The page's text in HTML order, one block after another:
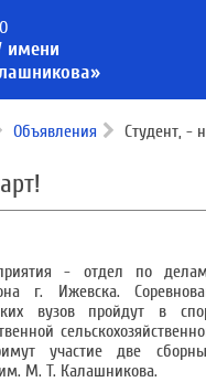
имени
Объявления Студент, -
- отдел по
г. Ижевска.
вузов пройдут в
участие две
М. Т. Калашникова.